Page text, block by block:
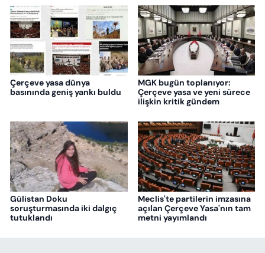
Çerçeve yasa dünya
basınında geniş yankı buldu
MGK bugün toplanıyor:
Çerçeve yasa ve yeni sürece
ilişkin kritik gündem
Gülistan Doku
soruşturmasında iki dalgıç
tutuklandı
Meclis'te partilerin imzasına
açılan Çerçeve Yasa'nın tam
metni yayımlandı